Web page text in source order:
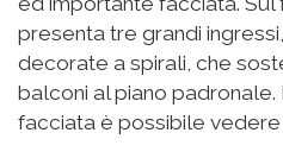
presenta tre grandi
decorate a spirali, che
balconi al piano
facciata è possibile